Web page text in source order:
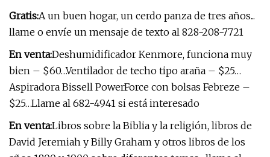
Gratis:A un buen hogar, un cerdo panza de tres años...
llame o envíe un mensaje de texto al 828-208-7721
En venta:Deshumidificador Kenmore, funciona muy
bien – $60…Ventilador de techo tipo araña – $25…
Aspiradora Bissell PowerForce con bolsas Febreze –
$25…Llame al 682-4941 si está interesado
En venta:Libros sobre la Biblia y la religión, libros de
David Jeremiah y Billy Graham y otros libros de los